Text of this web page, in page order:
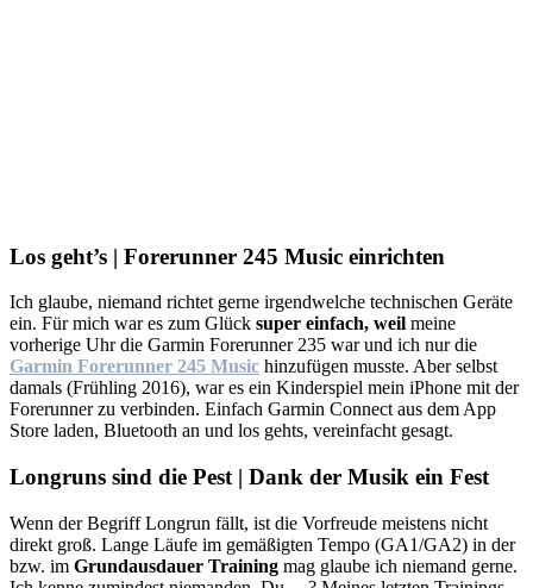
Los geht’s | Forerunner 245 Music einrichten
Ich glaube, niemand richtet gerne irgendwelche technischen Geräte
ein. Für mich war es zum Glück super einfach, weil meine
vorherige Uhr die Garmin Forerunner 235 war und ich nur die
Garmin Forerunner 245 Music hinzufügen musste. Aber selbst
damals (Frühling 2016), war es ein Kinderspiel mein iPhone mit der
Forerunner zu verbinden. Einfach Garmin Connect aus dem App
Store laden, Bluetooth an und los gehts, vereinfacht gesagt.
Longruns sind die Pest | Dank der Musik ein Fest
Wenn der Begriff Longrun fällt, ist die Vorfreude meistens nicht
direkt groß. Lange Läufe im gemäßigten Tempo (GA1/GA2) in der
bzw. im Grundausdauer Training mag glaube ich niemand gerne.